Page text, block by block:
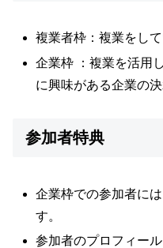
複業者枠：複業をし
企業枠 ：複業を活用
に興味がある企業の
参加者特典
企業枠での参加者に
す。
参加者のプロフィー